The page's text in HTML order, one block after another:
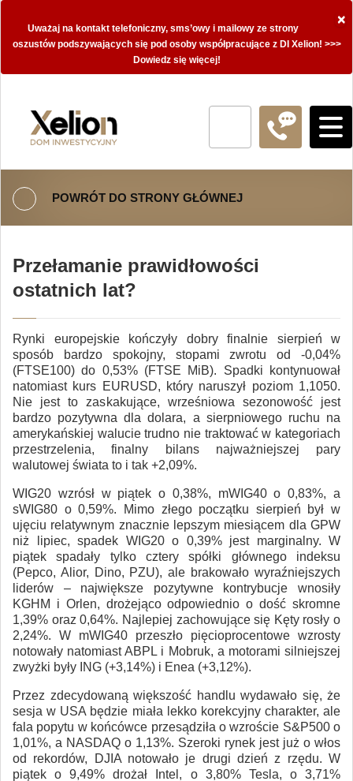
×
Uważaj na kontakt telefoniczny, sms’owy i mailowy ze strony
oszustów podszywających się pod osoby współpracujące z DI Xelion! >>>
Dowiedz się więcej!
POWRÓT DO STRONY GŁÓWNEJ
Przełamanie prawidłowości
ostatnich lat?
Rynki europejskie kończyły dobry finalnie sierpień w
sposób bardzo spokojny, stopami zwrotu od -0,04%
(FTSE100) do 0,53% (FTSE MiB). Spadki kontynuował
natomiast kurs EURUSD, który naruszył poziom 1,1050.
Nie jest to zaskakujące, wrześniowa sezonowość jest
bardzo pozytywna dla dolara, a sierpniowego ruchu na
amerykańskiej walucie trudno nie traktować w kategoriach
przestrzelenia, finalny bilans najważniejszej pary
walutowej świata to i tak +2,09%.
WIG20 wzrósł w piątek o 0,38%, mWIG40 o 0,83%, a
sWIG80 o 0,59%. Mimo złego początku sierpień był w
ujęciu relatywnym znacznie lepszym miesiącem dla GPW
niż lipiec, spadek WIG20 o 0,39% jest marginalny. W
piątek spadały tylko cztery spółki głównego indeksu
(Pepco, Alior, Dino, PZU), ale brakowało wyraźniejszych
liderów – największe pozytywne kontrybucje wnosiły
KGHM i Orlen, drożejąco odpowiednio o dość skromne
1,39% oraz 0,64%. Najlepiej zachowujące się Kęty rosły o
2,24%. W mWIG40 przeszło pięcioprocentowe wzrosty
notowały natomiast ABPL i Mobruk, a motorami silniejszej
zwyżki były ING (+3,14%) i Enea (+3,12%).
Przez zdecydowaną większość handlu wydawało się, że
sesja w USA będzie miała lekko korekcyjny charakter, ale
fala popytu w końcówce przesądziła o wzroście S&P500 o
1,01%, a NASDAQ o 1,13%. Szeroki rynek jest już o włos
od rekordów, DJIA notowało je drugi dzień z rzędu. W
piątek o 9,49% drożał Intel, o 3,80% Tesla, o 3,71%